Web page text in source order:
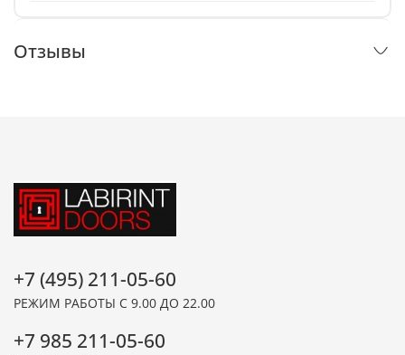
Отзывы
+7 (495) 211-05-60
РЕЖИМ РАБОТЫ С 9.00 ДО 22.00
+7 985 211-05-60